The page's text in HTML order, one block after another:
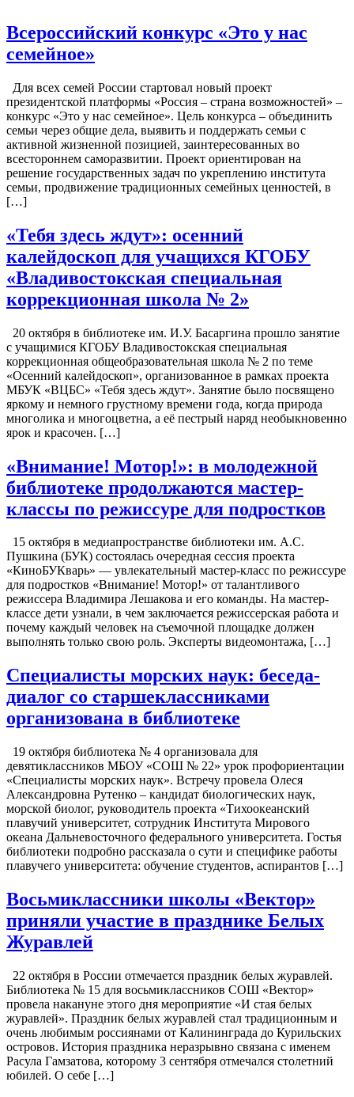
Всероссийский конкурс «Это у нас
семейное»
Для всех семей России стартовал новый проект
президентской платформы «Россия – страна возможностей» –
конкурс «Это у нас семейное». Цель конкурса – объединить
семьи через общие дела, выявить и поддержать семьи с
активной жизненной позицией, заинтересованных во
всестороннем саморазвитии. Проект ориентирован на
решение государственных задач по укреплению института
семьи, продвижение традиционных семейных ценностей, в
[…]
«Тебя здесь ждут»: осенний
калейдоскоп для учащихся КГОБУ
«Владивостокская специальная
коррекционная школа № 2»
20 октября в библиотеке им. И.У. Басаргина прошло занятие
с учащимися КГОБУ Владивостокская специальная
коррекционная общеобразовательная школа № 2 по теме
«Осенний калейдоскоп», организованное в рамках проекта
МБУК «ВЦБС» «Тебя здесь ждут». Занятие было посвящено
яркому и немного грустному времени года, когда природа
многолика и многоцветна, а её пестрый наряд необыкновенно
ярок и красочен. […]
«Внимание! Мотор!»: в молодежной
библиотеке продолжаются мастер-
классы по режиссуре для подростков
15 октября в медиапространстве библиотеки им. А.С.
Пушкина (БУК) состоялась очередная сессия проекта
«КиноБУКварь» — увлекательный мастер-класс по режиссуре
для подростков «Внимание! Мотор!» от талантливого
режиссера Владимира Лешакова и его команды. На мастер-
классе дети узнали, в чем заключается режиссерская работа и
почему каждый человек на съемочной площадке должен
выполнять только свою роль. Эксперты видеомонтажа, […]
Специалисты морских наук: беседа-
диалог со старшеклассниками
организована в библиотеке
19 октября библиотека № 4 организовала для
девятиклассников МБОУ «СОШ № 22» урок профориентации
«Специалисты морских наук». Встречу провела Олеся
Александровна Рутенко – кандидат биологических наук,
морской биолог, руководитель проекта «Тихоокеанский
плавучий университет, сотрудник Института Мирового
океана Дальневосточного федерального университета. Гостья
библиотеки подробно рассказала о сути и специфике работы
плавучего университета: обучение студентов, аспирантов […]
Восьмиклассники школы «Вектор»
приняли участие в празднике Белых
Журавлей
22 октября в России отмечается праздник белых журавлей.
Библиотека № 15 для восьмиклассников СОШ «Вектор»
провела накануне этого дня мероприятие «И стая белых
журавлей». Праздник белых журавлей стал традиционным и
очень любимым россиянами от Калининграда до Курильских
островов. История праздника неразрывно связана с именем
Расула Гамзатова, которому 3 сентября отмечался столетний
юбилей. О себе […]